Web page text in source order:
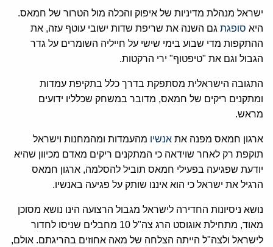
ישראל מנהלת מדיניות של איפוק והכלה מול הטרור של חמאס.
היא סופגת גם השנה את שריפת שדות ישובי עוטף עזה, את
ההתקפות מדי שבוע בימי שישי על חייליה השומרים על גדר
הגבול וגם את "טיפטוף" ירי הרקטות.
התגובה הישראלית מסתפקת בדרך כלל בתקיפת עמדות
ומתקנים ריקים של חמאס, מדובר במשחק שכלליו ידועים
מראש.
ארגון חמאס מפנה את אנשיו מהעמדות ומהמחנות וישראל
תוקפת רק לאחר שוידאה כי המתקנים ריקים מאדם מכיוון שהיא
יודעת שפגיעה בפעילי חמאס תוביל להסלמה, ארגון חמאס
הרגיל את ישראל כי הוא איננו שותק על פגיעה באנשיו.
נושא ניסיונות החדירה לישראל מגבול הרצועה הינו נושא מסוכן
מאוד, מתחילת אוגוסט הרג צה"ל 10 מחבלים שניסו לחדור
לישראל ולצה"ל הייתה הצלחה של מאה אחוזים בהריגתם. אולם,